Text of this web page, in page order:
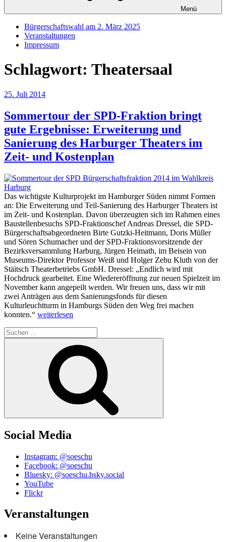
Menü
Bürgerschaftswahl am 2. März 2025
Veranstaltungen
Impressum
Schlagwort: Theatersaal
Veröffentlicht
25. Juli 2014
Sommertour der SPD-Fraktion bringt
gute Ergebnisse: Erweiterung und
Sanierung des Harburger Theaters im
Zeit- und Kostenplan
Das wichtigste Kulturprojekt im Hamburger Süden nimmt Formen
an: Die Erweiterung und Teil-Sanierung des Harburger Theaters ist
im Zeit- und Kostenplan. Davon überzeugten sich im Rahmen eines
Baustellenbesuchs SPD-Fraktionschef Andreas Dressel, die SPD-
Bürgerschaftsabgeordneten Birte Gutzki-Heitmann, Doris Müller
und Sören Schumacher und der SPD-Fraktionsvorsitzende der
Bezirksversammlung Harburg, Jürgen Heimath, im Beisein von
Museums-Direktor Professor Weiß und Holger Zebu Kluth von der
Stäitsch Theaterbetriebs GmbH. Dressel: „Endlich wird mit
Hochdruck gearbeitet. Eine Wiedereröffnung zur neuen Spielzeit im
November kann angepeilt werden. Wir freuen uns, dass wir mit
zwei Anträgen aus dem Sanierungsfonds für diesen
Kulturleuchtturm in Hamburgs Süden den Weg frei machen
konnten.“ „Sommertour
Fraktion
Ergebnisse:
Erweiterung
Sanierung
im
Zeit-
Kostenplan“
weiterlesen
Suchen
nach:
Social Media
Instagram: @soeschu
Facebook: @soeschu
Bluesky: @soeschu.bsky.social
YouTube
Flickr
Veranstaltungen
Keine Veranstaltungen